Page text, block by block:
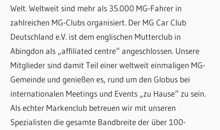
Welt. Weltweit sind mehr als 35.000 MG-Fahrer in
zahlreichen MG-Clubs organisiert. Der MG Car Club
Deutschland e.V. ist dem englischen Mutterclub in
Abingdon als „affiliated centre“ angeschlossen. Unsere
Mitglieder sind damit Teil einer weltweit einmaligen MG-
Gemeinde und genießen es, rund um den Globus bei
internationalen Meetings und Events „zu Hause“ zu sein.
Als echter Markenclub betreuen wir mit unseren
Spezialisten die gesamte Bandbreite der über 100-